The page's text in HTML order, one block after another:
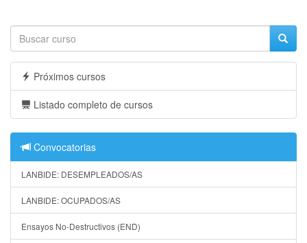
Próximos cursos
Listado completo de cursos
Convocatorias
LANBIDE: DESEMPLEADOS/AS
LANBIDE: OCUPADOS/AS
Ensayos No-Destructivos (END)